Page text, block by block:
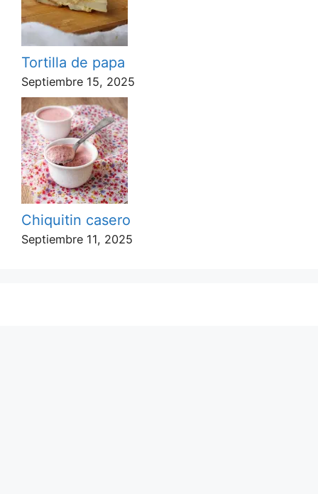
Tortilla de papa
Septiembre 15, 2025
Chiquitin casero
Septiembre 11, 2025